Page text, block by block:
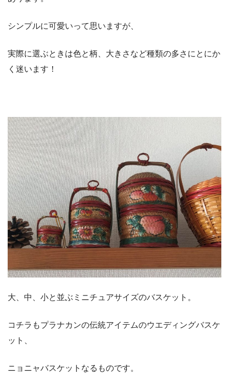
シンプルに可愛いって思いますが、
実際に選ぶときは色と柄、大きさなど種類の多さにとにか
く迷います！
大、中、小と並ぶミニチュアサイズのバスケット。
コチラもプラナカンの伝統アイテムのウエディングバスケ
ット、
ニョニャバスケットなるものです。